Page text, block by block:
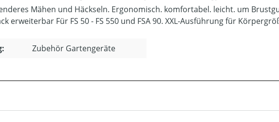
Mähen und Häckseln. Ergonomisch. komfortabel. leicht. um
erweiterbar Für FS 50 - FS 550 und FSA 90. XXL-Ausführung für
Zubehör Gartengeräte